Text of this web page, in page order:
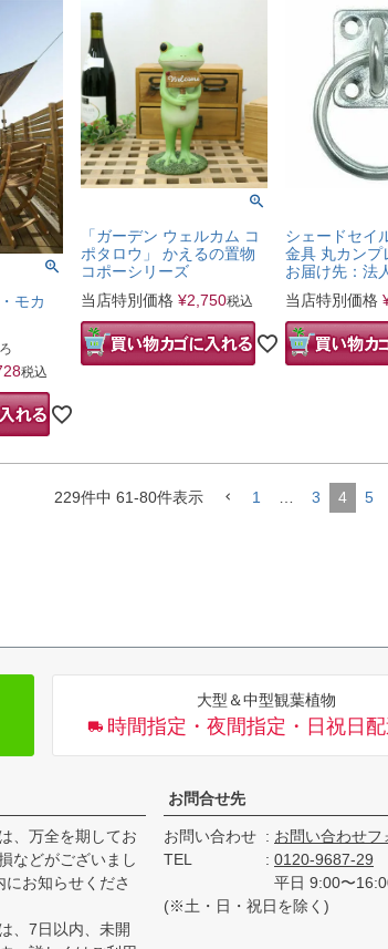
モカ
税込
「ガーデン ウェルカム コ
ポタロウ」 かえるの置物
コポーシリーズ
当店特別価格 ¥2,750税込
シェードセイ
金具 丸カン
お届け先：法
当店特別価格
229件中 61-80件表示 1 3 4 5
大型＆中型観葉植物
時間指定・夜間指定・日祝日
、万全を期してお
などがございまし
お知らせくださ
、7日以内、未開
お問合せ先
お問い合わせ
お問い合わせフ
TEL
0120-9687-29
平日 9:00〜
(※土・日・祝日を除く)